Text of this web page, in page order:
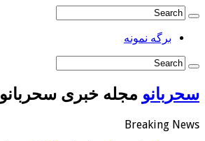
برگه نمونه
سحربانو مجله خبری سحربانو
Breaking News